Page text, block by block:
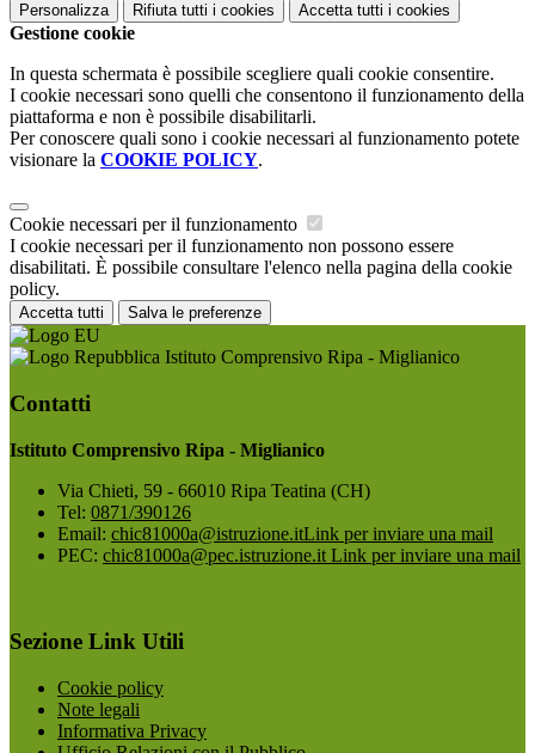
Personalizza Rifiuta tutti i cookies Accetta tutti i cookies
Gestione cookie
In questa schermata è possibile scegliere quali cookie consentire.
I cookie necessari sono quelli che consentono il funzionamento della
piattaforma e non è possibile disabilitarli.
Per conoscere quali sono i cookie necessari al funzionamento potete
visionare la COOKIE POLICY.
Cookie necessari per il funzionamento
I cookie necessari per il funzionamento non possono essere
disabilitati. È possibile consultare l'elenco nella pagina della cookie
policy.
Accetta tutti Salva le preferenze
Istituto Comprensivo Ripa - Miglianico
Contatti
Istituto Comprensivo Ripa - Miglianico
Via Chieti, 59 - 66010 Ripa Teatina (CH)
Tel: 0871/390126
Email: chic81000a@istruzione.itLink per inviare una mail
PEC: chic81000a@pec.istruzione.it Link per inviare una mail
Sezione Link Utili
Cookie policy
Note legali
Informativa Privacy